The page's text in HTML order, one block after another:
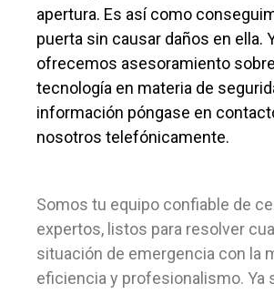
apertura. Es así como
puerta sin causar daños en ella.
ofrecemos asesoramiento
tecnología en materia de
información póngase en
nosotros telefónicamente.
Somos tu equipo confiable de
expertos, listos para resolver
situación de emergencia con la
eficiencia y profesionalismo. Ya